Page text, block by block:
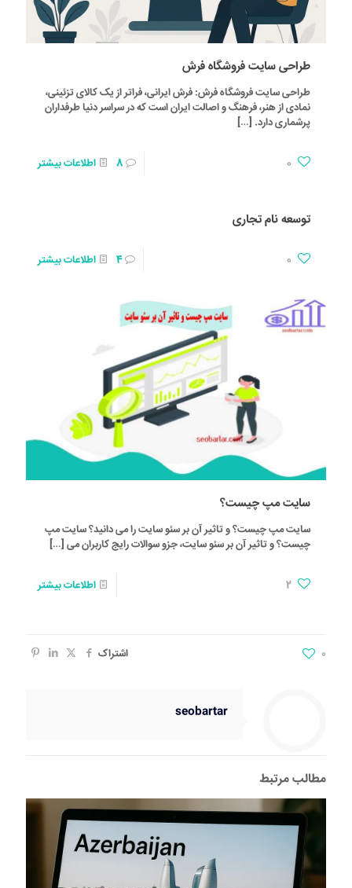
طراحی سایت فروشگاه فرش
طراحی سایت فروشگاه فرش: فرش ایرانی، فراتر از یک کالای تزئینی،
نمادی از هنر، فرهنگ و اصالت ایران است که در سراسر دنیا طرفداران
پرشماری دارد. […]
0
8 اطلاعات بیشتر
توسعه نام تجاری
0
4 اطلاعات بیشتر
سایت مپ چیست؟
سایت مپ چیست؟ و تاثیر آن بر سئو سایت را می دانید؟ سایت مپ
چیست؟ و تاثیر آن بر سئو سایت، جزو سوالات رایج کاربران می […]
2 اطلاعات بیشتر
اشتراک 0
seobartar
مطالب مرتبط